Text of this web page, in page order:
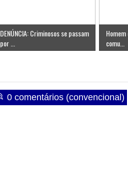
DENÚNCIA: Criminosos se passam
por ...
comu...
0 comentários (convencional)